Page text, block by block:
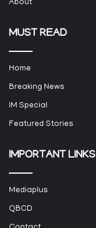
About
MUST READ
Home
Breaking News
IM Special
Featured Stories
IMPORTANT LINKS
Mediaplus
QBCD